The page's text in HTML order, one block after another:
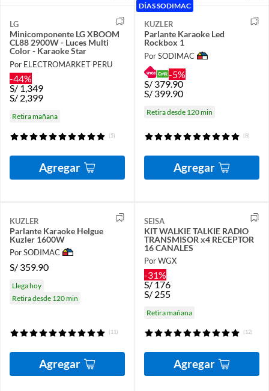
LG
Minicomponente LG XBOOM
CL88 2900W - Luces Multi
Color - Karaoke Star
Por ELECTROMARKET PERU
-44%
S/1,349
S/ 2,399
Retira mañana
(5)
Agregar
DÍAS SODIMAC
KUZLER
Parlante Karaoke Led
Rockbox 1
Por SODIMAC
-5%
S/ 379.90
S/ 399.90
Retira desde 120 min
(8)
Agregar
KUZLER
Parlante Karaoke Helgue
Kuzler 1600W
Por SODIMAC
S/ 359.90
Llega hoy
Retira desde 120 min
(11)
Agregar
SEISA
KIT WALKIE TALKIE RADIO
TRANSMISOR x4 RECEPTOR
16 CANALES
Por WGX
-31%
S/176
S/ 255
Retira mañana
(12)
Agregar